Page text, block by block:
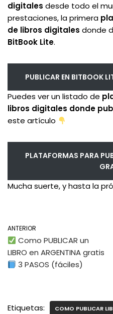
digitales desde todo el
prestaciones, la primera
de libros digitales donde
BitBook Lite.
PUBLICAR EN BITBOOK
Puedes ver un listado de
libros digitales donde
este artículo
PLATAFORMAS PARA
Mucha suerte, y hasta la
ANTERIOR
Como PUBLICAR un
LIBRO en ARGENTINA gratis
3 PASOS (fáciles)
Etiquetas: COMO PUBLICAR